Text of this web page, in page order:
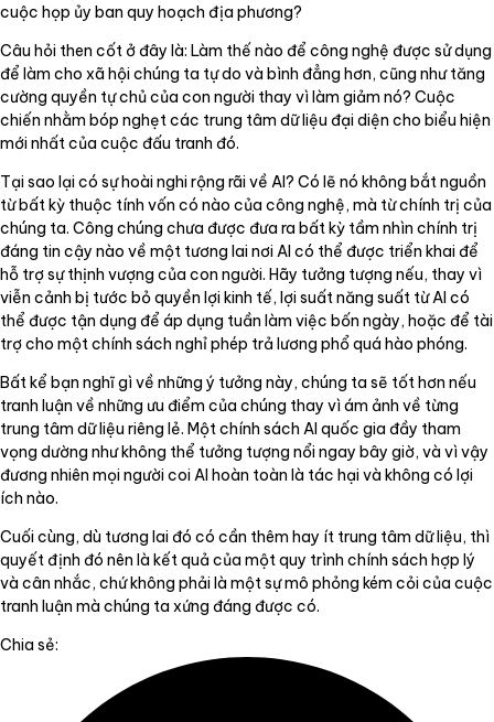
cuộc họp ủy ban quy hoạch địa phương?
Câu hỏi then cốt ở đây là: Làm thế nào để công nghệ được sử dụng
để làm cho xã hội chúng ta tự do và bình đẳng hơn, cũng như tăng
cường quyền tự chủ của con người thay vì làm giảm nó? Cuộc
chiến nhằm bóp nghẹt các trung tâm dữ liệu đại diện cho biểu hiện
mới nhất của cuộc đấu tranh đó.
Tại sao lại có sự hoài nghi rộng rãi về AI? Có lẽ nó không bắt nguồn
từ bất kỳ thuộc tính vốn có nào của công nghệ, mà từ chính trị của
chúng ta. Công chúng chưa được đưa ra bất kỳ tầm nhìn chính trị
đáng tin cậy nào về một tương lai nơi AI có thể được triển khai để
hỗ trợ sự thịnh vượng của con người. Hãy tưởng tượng nếu, thay vì
viễn cảnh bị tước bỏ quyền lợi kinh tế, lợi suất năng suất từ AI có
thể được tận dụng để áp dụng tuần làm việc bốn ngày, hoặc để tài
trợ cho một chính sách nghỉ phép trả lương phổ quá hào phóng.
Bất kể bạn nghĩ gì về những ý tưởng này, chúng ta sẽ tốt hơn nếu
tranh luận về những ưu điểm của chúng thay vì ám ảnh về từng
trung tâm dữ liệu riêng lẻ. Một chính sách AI quốc gia đầy tham
vọng dường như không thể tưởng tượng nổi ngay bây giờ, và vì vậy
đương nhiên mọi người coi AI hoàn toàn là tác hại và không có lợi
ích nào.
Cuối cùng, dù tương lai đó có cần thêm hay ít trung tâm dữ liệu, thì
quyết định đó nên là kết quả của một quy trình chính sách hợp lý
và cân nhắc, chứ không phải là một sự mô phỏng kém cỏi của cuộc
tranh luận mà chúng ta xứng đáng được có.
Chia sẻ: